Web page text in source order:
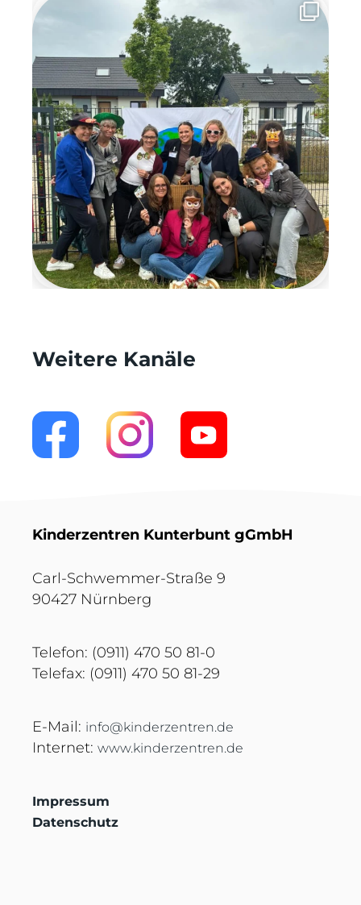
Weitere Kanäle
Kinderzentren Kunterbunt gGmbH
Carl-Schwemmer-Straße 9
90427 Nürnberg
Telefon: (0911) 470 50 81-0
Telefax: (0911) 470 50 81-29
E-Mail: info@kinderzentren.de
Internet: www.kinderzentren.de
Impressum
Datenschutz